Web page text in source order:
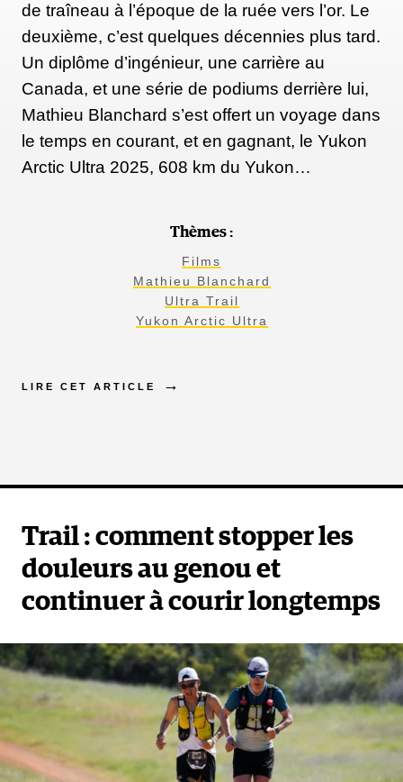
de traîneau à l’époque de la ruée vers l’or. Le
deuxième, c’est quelques décennies plus tard.
Un diplôme d’ingénieur, une carrière au
Canada, et une série de podiums derrière lui,
Mathieu Blanchard s’est offert un voyage dans
le temps en courant, et en gagnant, le Yukon
Arctic Ultra 2025, 608 km du Yukon…
Thèmes :
Films
Mathieu Blanchard
Ultra Trail
Yukon Arctic Ultra
LIRE CET ARTICLE
Trail : comment stopper les
douleurs au genou et
continuer à courir longtemps